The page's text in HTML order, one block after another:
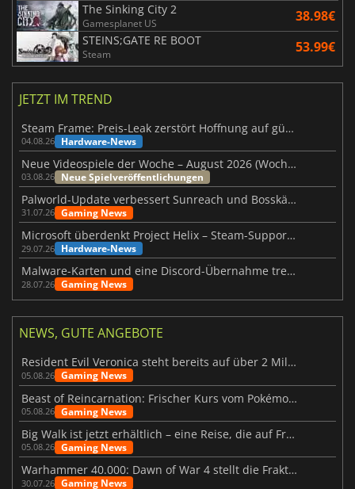
The Sinking City 2
Gamesplanet US 38.98€
STEINS;GATE RE BOOT
Steam 53.99€
JETZT IM TREND
Steam Frame: Preis-Leak zerstört Hoffnung auf günstiges VR-Headset
04.08.26 Hardware-News
Neue Videospiele der Woche – August 2026 (Woche 32)
03.08.26 Neue Spielveröffentlichungen
Palworld-Update verbessert Sunreach und Bosskämpfe deutlich
31.07.26 Gaming News
Microsoft überdenkt Project Helix – Steam-Support gefährdet
29.07.26 Hardware-News
Malware-Karten und eine Discord-Übernahme treffen Meccha Chameleon
28.07.26 Gaming News
NEWS, GUTE ANGEBOTE
Resident Evil Veronica steht bereits auf über 2 Millionen Wunschlisten
05.08.26 Gaming News
Beast of Reincarnation: Frischer Kurs vom Pokémon-Studio
05.08.26 Gaming News
Big Walk ist jetzt erhältlich – eine Reise, die auf Freundschaft basiert
05.08.26 Gaming News
Warhammer 40.000: Dawn of War 4 stellt die Fraktion der Necrons vor
30.07.26 Gaming News